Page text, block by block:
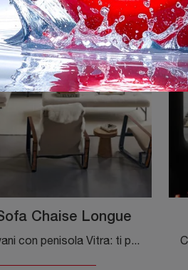
Chaise Longue
Salotti e divani con penisola Vitra: ti presentiamo il modello Grand Sofa Chaise Longue in tessuto per completare la zona giorno.